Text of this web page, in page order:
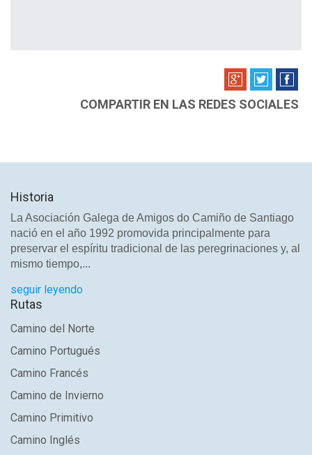
COMPARTIR EN LAS REDES SOCIALES
Historia
La Asociación Galega de Amigos do Camiño de Santiago
nació en el año 1992 promovida principalmente para
preservar el espíritu tradicional de las peregrinaciones y, al
mismo tiempo,...
seguir leyendo
Rutas
Camino del Norte
Camino Portugués
Camino Francés
Camino de Invierno
Camino Primitivo
Camino Inglés